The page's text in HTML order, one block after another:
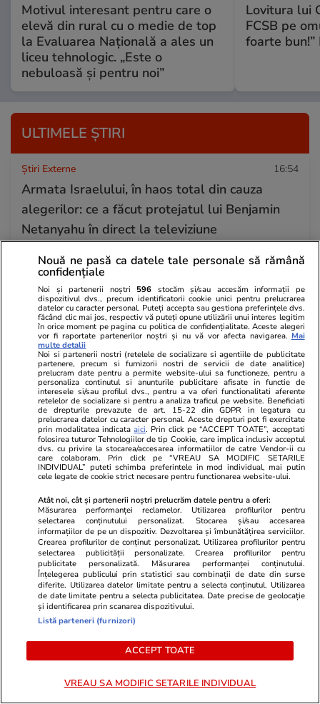
Motivul interesant pentru care o
elevă din rural cu o medie de top
la Evaluarea Națională a ales un
liceu tehnologic. „Este o
nebuloasă și pentru noi”
Lovitura lui
FCSB pe
foarte bun!”
ULTIMELE ȘTIRI
Știri Externe 16:54
Armata Israelului, în haos total din cauza
alegerilor: ce a făcut protejatul lui Benjamin
Netanyahu în direct la televiziune
Stiri Mondene
Dana Rogoz traversează Europa cu trenul.
Experiența spectaculoasă trăită la 100 de
metri sub apă
Știri România 16:33
Ilie Bolojan cere economii și spune că poate
limita legal consumul marilor companii:
„Măsură de rezervă”
Tehnologie 16:30
O cercetătoare româncă a rescris ghidul de
utilizare al unui telescop NASA: cum a
descoperit o planetă „invizibilă” prin regula de
aur a lui Einstein
Citește mai multe
TRENDING
Știri România
Nouă ne pasă ca datele tale personale să rămână
confidențiale
Noi și partenerii noștri 596 stocăm și/sau accesăm informații pe
dispozitivul dvs., precum identificatorii cookie unici pentru prelucrarea
datelor cu caracter personal. Puteți accepta sau gestiona preferințele dvs.
făcând clic mai jos, respectiv vă puteți opune utilizării unui interes legitim
în orice moment pe pagina cu politica de confidențialitate. Aceste alegeri
vor fi raportate partenerilor noștri și nu vă vor afecta navigarea. Mai
multe detalii
Noi si partenerii nostri (retelele de socializare si agentiile de publicitate
partenere, precum si furnizorii nostri de servicii de date analitice)
prelucram date pentru a permite website-ului sa functioneze, pentru a
personaliza continutul si anunturile publicitare afisate in functie de
interesele si/sau profilul dvs., pentru a va oferi functionalitati aferente
retelelor de socializare si pentru a analiza traficul pe website. Beneficiati
de drepturile prevazute de art. 15-22 din GDPR in legatura cu
prelucrarea datelor cu caracter personal. Aceste drepturi pot fi exercitate
prin modalitatea indicataaici. Prin click pe “ACCEPT TOATE”, acceptati
folosirea tuturor Tehnologiilor de tip Cookie, care implica inclusiv acceptul
dvs. cu privire la stocarea/accesarea informatiilor de catre Vendor-ii cu
care colaboram. Prin click pe “VREAU SA MODIFIC SETARILE
INDIVIDUAL” puteti schimba preferintele in mod individual, mai putin
cele legate de cookie strict necesare pentru functionarea website-ului.
Atât noi, cât și partenerii noștri prelucrăm datele pentru a oferi:
Măsurarea performanței reclamelor. Utilizarea profilurilor pentru
selectarea conținutului personalizat. Stocarea și/sau accesarea
informațiilor de pe un dispozitiv. Dezvoltarea și îmbunătățirea serviciilor.
Crearea profilurilor de conținut personalizat. Utilizarea profilurilor pentru
selectarea publicității personalizate. Crearea profilurilor pentru
publicitate personalizată. Măsurarea performanței conținutului.
Înțelegerea publicului prin statistici sau combinații de date din surse
diferite. Utilizarea datelor limitate pentru a selecta conținutul. Utilizarea
de date limitate pentru a selecta publicitatea. Date precise de geolocație
și identificarea prin scanarea dispozitivului.
Listă parteneri (furnizori)
ACCEPT TOATE
VREAU SA MODIFIC SETARILE INDIVIDUAL